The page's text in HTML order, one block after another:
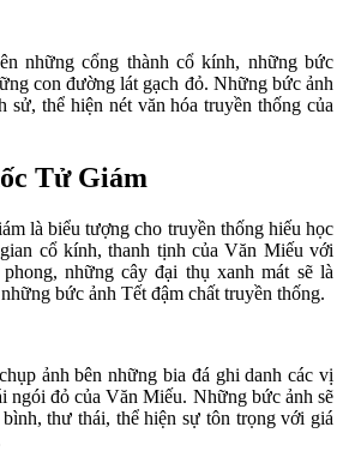
những cổng thành cổ kính, những bức
con đường lát gạch đỏ. Những bức ảnh
sử, thể hiện nét văn hóa truyền thống của
Tử Giám
là biểu tượng cho truyền thống hiếu học
cổ kính, thanh tịnh của Văn Miếu với
những cây đại thụ xanh mát sẽ là
bức ảnh Tết đậm chất truyền thống.
ảnh bên những bia đá ghi danh các vị
ngói đỏ của Văn Miếu. Những bức ảnh sẽ
thư thái, thể hiện sự tôn trọng với giá